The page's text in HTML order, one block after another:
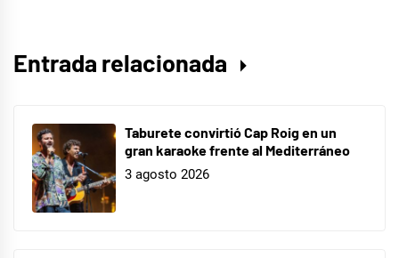
Entrada relacionada
Taburete convirtió Cap Roig en un
gran karaoke frente al Mediterráneo
3 agosto 2026